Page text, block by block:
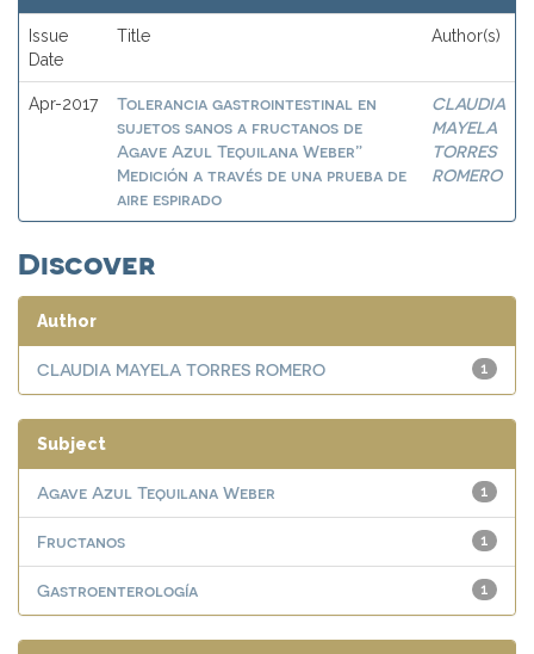
Issue
Date
Title Author(s)
Apr-2017
Tolerancia gastrointestinal en
sujetos sanos a fructanos de
Agave Azul Tequilana Weber”
Medición a través de una prueba de
aire espirado
CLAUDIA
MAYELA
TORRES
ROMERO
Discover
Author
1
CLAUDIA MAYELA TORRES ROMERO
Subject
1
Agave Azul Tequilana Weber
1
Fructanos
1
Gastroenterología